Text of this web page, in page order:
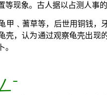
等现象。古人据以占测人事
甲﹑蓍草等，后世用铜钱，
壳，认为通过观察龟壳出
。
ˉ